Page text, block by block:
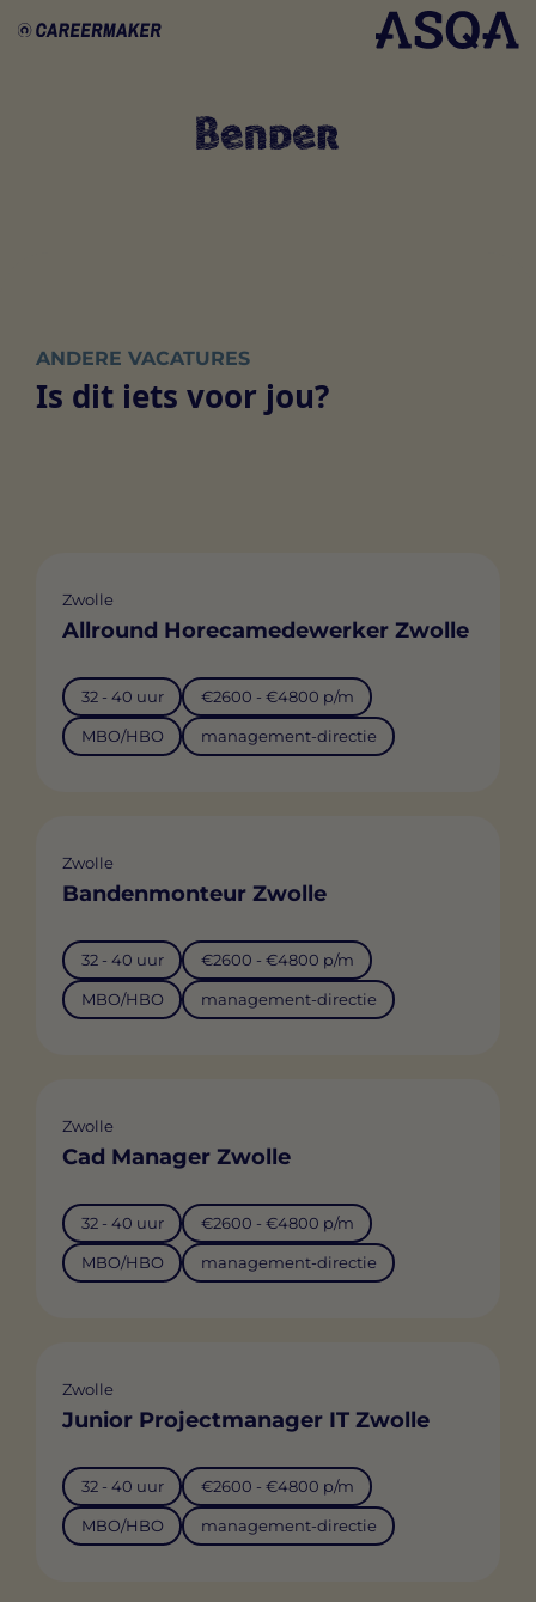
ANDERE VACATURES
Is dit iets voor jou?
Zwolle
Allround Horecamedewerker Zwolle
32 - 40 uur €2600 - €4800 p/m
MBO/HBO management-directie
Zwolle
Bandenmonteur Zwolle
32 - 40 uur €2600 - €4800 p/m
MBO/HBO management-directie
Zwolle
Cad Manager Zwolle
32 - 40 uur €2600 - €4800 p/m
MBO/HBO management-directie
Zwolle
Junior Projectmanager IT Zwolle
32 - 40 uur €2600 - €4800 p/m
MBO/HBO management-directie